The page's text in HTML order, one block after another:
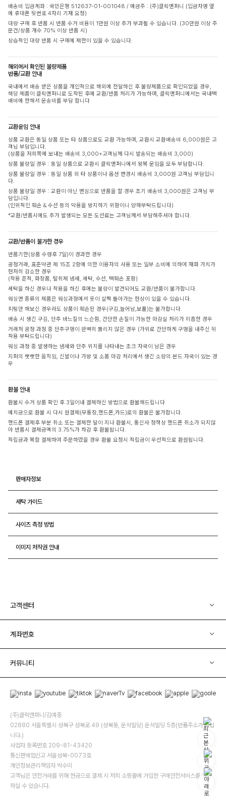
배송비 입금계좌 : 국민은행 512637-01-001048 / 예금주 : (주)클릭앤퍼니 (입금자명 옆
에 휴대폰 뒷번호 4자리 기재 요청)
대량 구매 후 반품 시 반품 수거 비용이 1만원 이상 추가 부과될 수 있습니다. (30만원 이상 주
문건/상품 개수 70% 이상 반품 시)
상습적인 대량 반품 시 구매에 제한이 있을 수 있습니다.
해외에서 확인된 불량제품
반품/교환 안내
국내에서 배송 받은 상품을 개인적으로 해외에 전달하신 후 불량제품으로 확인되었을 경우,
해당 제품이 클릭앤퍼니로 도착된 후에 교환/반품 처리가 가능하며, 클릭앤퍼니에서는 국내택
배비에 한해서 운송비를 부담 합니다
교환운임 안내
상품 교환은 동일 상품 또는 타 상품으로도 교환 가능하며, 교환시 교환배송비 6,000원은 고
객님 부담입니다.
(상품을 저희쪽에 보내는 배송비 3,000+고객님께 다시 발송되는 배송비 3,000)
상품 불량일 경우 : 동일 상품으로 교환시 클릭앤퍼니에서 왕복 운임을 모두 부담합니다.
상품 불량일 경우 : 동일 상품 외 타 상품이나 옵션 변경시 배송비 3,000원 고객님 부담입니
다.
상품 불량일 경우 : 교환이 아닌 변심으로 반품을 할 경우 초기 배송비 3,000원은 고객님 부
담입니다.
(인위적인 훼손 & 수선 등의 악용을 방지하기 위함이니 양해부탁드립니다)
*교환/반품시에도 추가 발생되는 모든 도선료는 고객님께서 부담해주셔야 합니다.
교환/반품이 불가한 경우
반품기한(상품 수령후 7일)이 경과한 경우
공정거래, 표준약관 제 15조 2항에 의한 이용자의 사용 또는 일부 소비에 의하여 재화 가치가
현저히 감소한 경우
(착용 흔적, 화장품, 탈취제 냄새, 세탁, 수선, 택훼손 포함)
세탁을 하신 경우나 착용을 하신 후에는 불량이 발견되어도 교환/반품이 불가합니다.
워싱면 종류의 제품은 워싱과정에서 옷이 살짝 돌아가는 현상이 있을 수 있습니다.
피팅만 해보신 경우라도 상품이 훼손된 경우(구김,늘어남,보풀)는 불가합니다.
배송 시 생긴 구김, 단추 바느질의 느슨함, 간단한 손질이 가능한 마감실 처리가 미흡한 경우
거래처 공정 과정 중 단추구멍이 완벽히 뚫리지 않은 경우 (가위로 간단하게 구멍을 내주신 뒤
착용 부탁드립니다)
워싱 과정 중 발생하는 냄새와 단추 위치를 나타내는 초크 자국이 남은 경우
지퍼의 뻣뻣한 움직임, 신발이나 가방 및 소품 마감 처리에서 생긴 소량의 본드 자국이 있는 경
우
환불 안내
환불시 수거 상품 확인 후 3일이내 결제하신 방법으로 환불해드립니다
예치금으로 환불 시 다시 원결제(무통장,핸드폰,카드)로의 환불은 불가합니다.
핸드폰 결제후 부분 취소 또는 결제한 달이 지나 환불시, 통신사 정책상 핸드폰 취소가 되지않
아 반품시 결제금액의 3.75%가 차감 후 환불됩니다.
적립금과 복합 결제하여 주문하였을 경우 환불 요청시 적립금이 우선적으로 환원됩니다.
판매자정보
세탁 가이드
사이즈 측정 방법
이미지 저작권 안내
고객센터
계좌번호
커뮤니티
(주)클릭앤퍼니/김예중
02880 서울특별시 성북구 성북로 49 (성북동, 운석빌딩) 운석빌딩 5층(반품주소가 아닙
니다.)
사업자 등록번호 209-81-43420
통신판매업신고 서울성북-0073호
개인정보관리책임자 박수미
고객님은 안전거래를 위해 현금으로 결제 시 저희 소핑몰에 가입한 구매안전서비스를 이용
하실 수 있습니다.